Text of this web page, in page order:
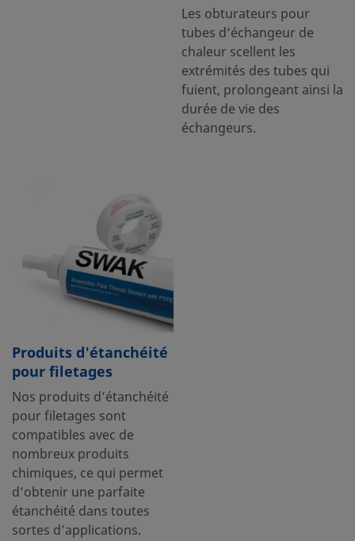
Les obturateurs pour
tubes d’échangeur de
chaleur scellent les
extrémités des tubes qui
fuient, prolongeant ainsi la
durée de vie des
échangeurs.
Produits d'étanchéité
pour filetages
Nos produits d’étanchéité
pour filetages sont
compatibles avec de
nombreux produits
chimiques, ce qui permet
d’obtenir une parfaite
étanchéité dans toutes
sortes d’applications.